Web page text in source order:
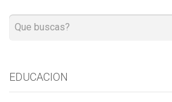
EDUCACION